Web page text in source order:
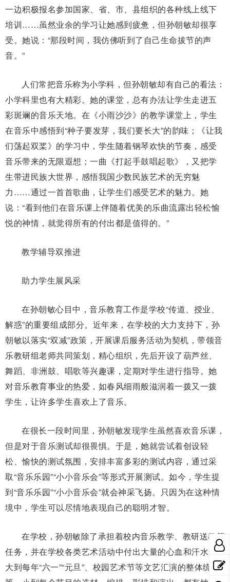
一边积极报名参加国家、省、市、县组织的各种线上线下
培训……虽然业余的学习让她感到疲惫，但孙朝敏却很享
受。她说：“那段时间，我仿佛听到了自己生命拔节的声
音。”
人们常把音乐称为小学科，但孙朝敏却有自己的看法：
小学科里也有大精彩。她的课堂，总有办法让学生走进五
彩斑斓的音乐天地。在《小雨沙沙》的教学课堂上，学生
在音乐中感悟到“种子要发芽，我们要长大”的韵味；《让我
们荡起双桨》的学习中，学生随着钢琴欢快的节奏，感受
音乐带来的无限遐想；一曲《打起手鼓唱起歌》，又把学
生带进民族大世界，感悟我国少数民族艺术的无穷魅
力……通过一首首歌曲，让学生们感受艺术的魅力。她
说：“看到他们在音乐课上伴随着优美的乐曲流露出轻松愉
悦的神情，就觉得所有的付出都是值得的。”
教学辅导双推进
助力学生展风采
在孙朝敏心目中，音乐教育工作是学校“传道、授业、
解惑”的重要组成部分。近年来，在学校的大力支持下，孙
朝敏以落实“双减”政策，开展课后服务活动为契机，带领音
乐教研组老师共同策划，精心组织，先后开设了葫芦丝、
舞蹈、非洲鼓、唱歌等兴趣课，定期对学生进行指导。她
对音乐教育事业的热爱，如春风细雨般滋润着一拨又一拨
学生，让许多学生喜欢上了音乐。
在很长一段时间里，孙朝敏发现学生虽然喜欢音乐课，
但是对于音乐测试却很畏惧。于是，她就尝试着创设轻
松、愉快的测试氛围，安排丰富多彩的测试内容，通过采
取“音乐乐园”“小小音乐会”等形式开展测试。如今，学生提
到“音乐乐园”“小小音乐会”就会神采飞扬。只因为在这种情
境中，学生可以尽情地表现自己的聪明才智。
在学校，孙朝敏除了承担着校内音乐教学、教研送教等
任务，并在学校各类艺术活动中付出大量的心血和汗水。
大到每年“六一”“元旦”、校园艺术节等文艺汇演的整体统